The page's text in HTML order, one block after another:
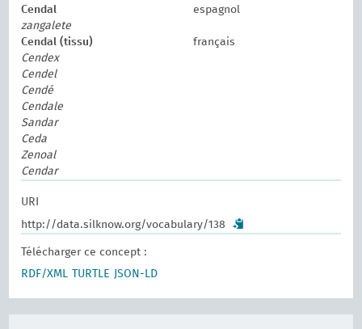
Cendal
espagnol
zangalete
Cendal (tissu)
français
Cendex
Cendel
Cendé
Cendale
Sandar
Ceda
Zenoal
Cendar
URI
http://data.silknow.org/vocabulary/138
Télécharger ce concept :
RDF/XML
TURTLE JSON-LD